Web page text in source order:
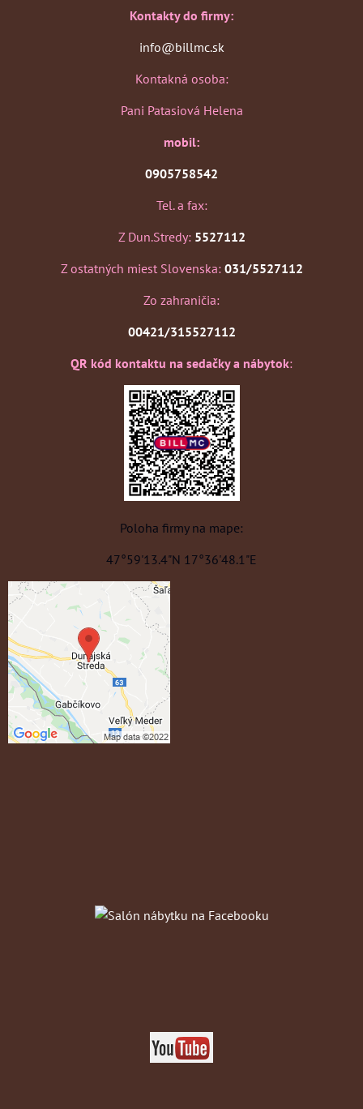
Kontakty do firmy:
info@billmc.sk
Kontakná osoba:
Pani Patasiová Helena
mobil:
0905758542
Tel. a fax:
Z Dun.Stredy: 5527112
Z ostatných miest Slovenska: 031/5527112
Zo zahraničia:
00421/315527112
QR kód kontaktu na sedačky a nábytok:
Poloha firmy na mape:
47°59'13.4"N 17°36'48.1"E